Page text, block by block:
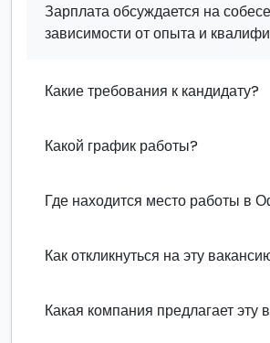
Зарплата обсуждается на
зависимости от опыта и
Какие требования к кандидату?
Какой график работы?
Где находится место работы в
Как откликнуться на эту
Какая компания предлагает эту